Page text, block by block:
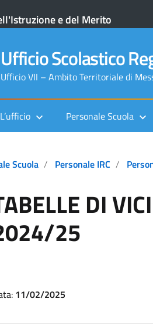
e del Merito
Ufficio Scolastico
Ufficio VII – Ambito Territoriale di
L’ufficio Personale Scuola
Scuola Personale IRC
DI
25
11/02/2025